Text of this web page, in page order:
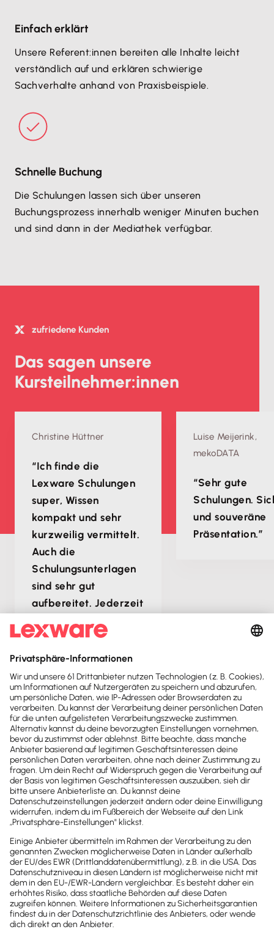
Einfach erklärt
Unsere Referent:innen bereiten alle Inhalte leicht
verständlich auf und erklären schwierige
Sachverhalte anhand von Praxisbeispiele.
Schnelle Buchung
Die Schulungen lassen sich über unseren
Buchungsprozess innerhalb weniger Minuten buchen
und sind dann in der Mediathek verfügbar.
zufriedene Kunden
Das sagen unsere
Kursteilnehmer:innen
Christine Hüttner
“Ich finde die
Lexware Schulungen
super, Wissen
kompakt und sehr
kurzweilig vermittelt.
Auch die
Schulungsunterlagen
sind sehr gut
aufbereitet. Jederzeit
Luise Meijerink,
mekoDATA
“Sehr gute
Schulungen.
und souveräne
Präsentation.”
Vorherige
Kontakt
Sind noch Fragen offen?
Wir sind gerne für dich da.
0800-7234-254
Wir sind Mo-Fr von 8:00 – 18:00 Uhr für
dich da.
lexware-onlineschulungen@haufe-
lexware.com